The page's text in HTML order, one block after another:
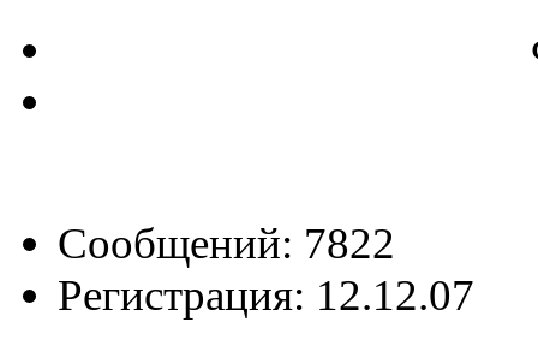
Сообщений: 7822
Регистрация: 12.12.07